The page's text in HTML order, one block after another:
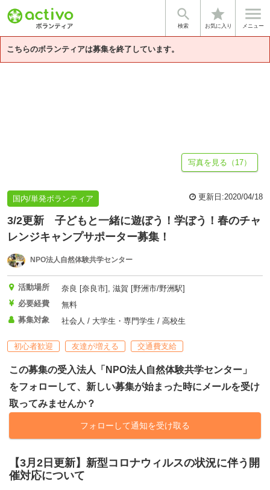

検索
star
お気に入り

メニュー
こちらのボランティアは募集を終了しています。
【3月2日更新】新型コロナウィルス... 基本情報 自然体験共学センタ
写真を見る（17）
国内/単発ボランティア 更新日:2020/04/18
3/2更新 子どもと一緒に遊ぼう！学ぼう！春のチャ
レンジキャンプサポーター募集！
NPO法人自然体験共学センター
活動場所
奈良 [奈良市], 滋賀 [野洲市/野洲駅]
必要経費
無料
募集対象
社会人 / 大学生・専門学生 / 高校生
初心者歓迎 友達が増える 交通費支給
この募集の受入法人「NPO法人自然体験共学センター」
をフォローして、新しい募集が始まった時にメールを受け
取ってみませんか？
フォローして通知を受け取る
【3月2日更新】新型コロナウィルスの状況に伴う開
催対応について